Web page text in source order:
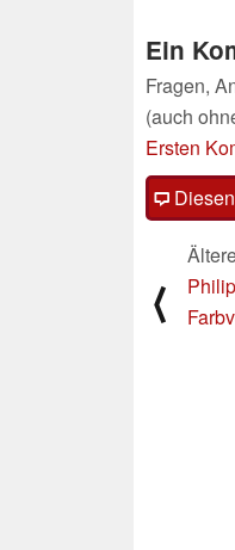
Ein
Fragen,
(auch
Ersten
⟨